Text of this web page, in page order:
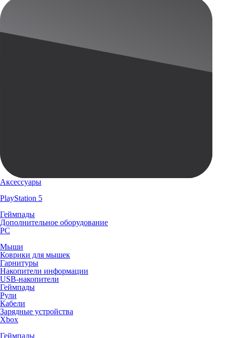
Аксессуары
PlayStation 5
Геймпады
Дополнительное оборудование
PC
Мыши
Коврики для мышек
Гарнитуры
Накопители информации
USB-накопители
Геймпады
Рули
Кабели
Зарядные устройства
Xbox
Геймпады